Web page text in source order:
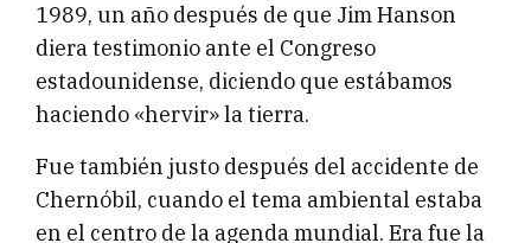
1989, un año después de que Jim Hanson
diera testimonio ante el Congreso
estadounidense, diciendo que estábamos
haciendo «hervir» la tierra.
Fue también justo después del accidente de
Chernóbil, cuando el tema ambiental estaba
en el centro de la agenda mundial. Era fue la